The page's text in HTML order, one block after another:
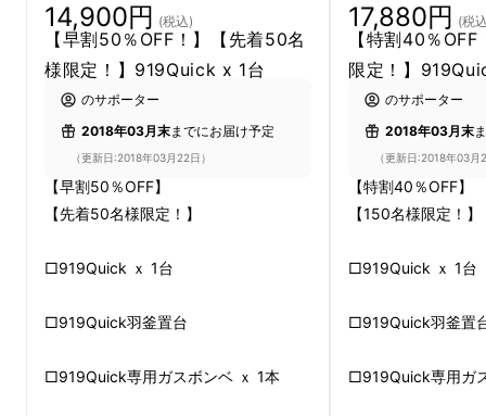
なお、ガスボンベは「919 Quick」専用の当社
製品をご使用ください。1本のボンベ（120g）
で、約10回の炊飯が可能です。
※ 他社製品を使用することもできますが、万が
一、事故が発生した場合、補償の対象にはなり
ませんので、自己責任でお使いください。
14,900円 (税込)
【早割50％OFF！】【先着50名
様限定！】919Quick x 1台
のサポーター
2018年03月末までにお届け予定
（更新日:2018年03月22日）
【早割50％OFF】
【先着50名様限定！】
□919Quick ｘ 1台
□919Quick羽釜置台
□919Quick専用ガスボンベ ｘ 1本
17,880円 (税
【特割40％
限定！】
のサポーター
2018年03月末
（更新日:2018年03月
【特割40％OFF】
【150名様限定！】
□919Quick ｘ 1台
□919Quick羽釜置
□919Quick専用ガ